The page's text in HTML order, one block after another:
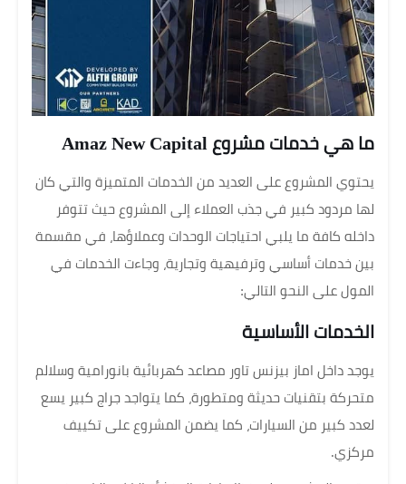
ما هي خدمات مشروع Amaz New Capital
يحتوي المشروع على العديد من الخدمات المتميزة والتي كان
لها مردود كبير في جذب العملاء إلى المشروع حيث تتوفر
داخله كافة ما يلبي احتياجات الوحدات وعملاؤها، في مقسمة
بين خدمات أساسي وترفيهية وتجارية، وجاءت الخدمات في
المول على النحو التالي:
الخدمات الأساسية
يوجد داخل اماز بيزنس تاور مصاعد كهربائية بانورامية وسلالم
متحركة بتقنيات حديثة ومتطورة، كما يتواجد جراج كبير يسع
لعدد كبير من السيارات، كما يضمن المشروع على تكييف
مركزي.